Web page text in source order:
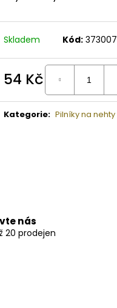
Skladem Kód: 373007
54 Kč
cena:
Kategorie: Pilníky na nehty
nás
20 prodejen
PAPAYA ORGANICKÉ